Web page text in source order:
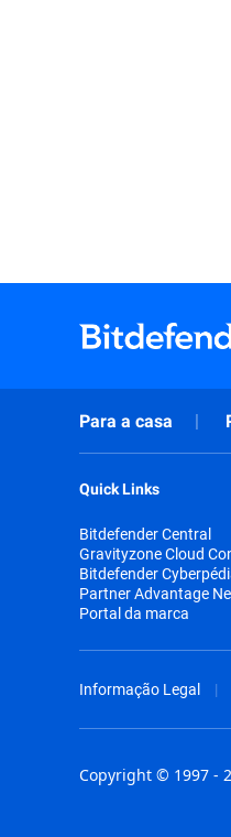
Para a casa
Quick Links
Bitdefender Central
Gravityzone Cloud
Bitdefender
Partner Advantage
Portal da marca
Informação Legal
Copyright © 1997 -